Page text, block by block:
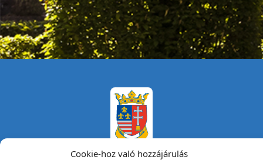
Cookie-hoz való hozzájárulás